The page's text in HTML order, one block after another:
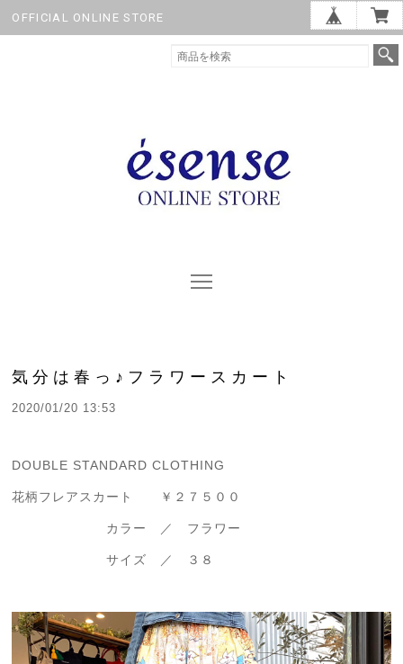
OFFICIAL ONLINE STORE
気分は春っ♪フラワースカート
2020/01/20 13:53
DOUBLE STANDARD CLOTHING
花柄フレアスカート ￥２７５００
カラー ／ フラワー
サイズ ／ ３８